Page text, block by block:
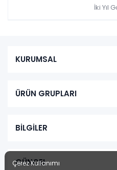
İki Yıl
KURUMSAL
ÜRÜN GRUPLARI
BİLGİLER
GÜNCEL
Çerez Kullanımı